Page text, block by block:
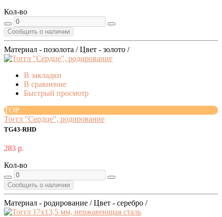
Кол-во
Сообщить о наличии
Материал - позолота / Цвет - золото /
В закладки
В сравнение
Быстрый просмотр
TOP
Тоггл "Сердце", родирование
TG43-RHD
283 р.
Кол-во
Сообщить о наличии
Материал - родирование / Цвет - серебро /